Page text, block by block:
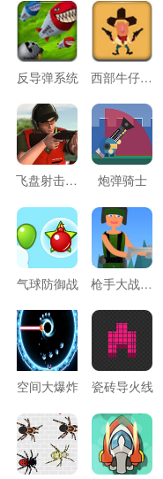
反导弹系统 西部牛仔射击
飞盘射击挑战 炮弹骑士
气球防御战 枪手大战蝙蝠
空间大爆炸 瓷砖导火线